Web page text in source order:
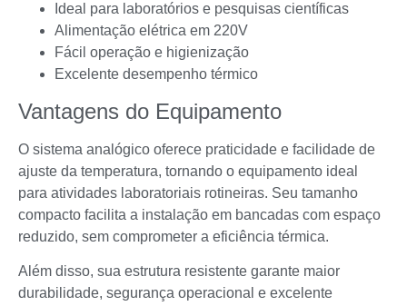
Ideal para laboratórios e pesquisas científicas
Alimentação elétrica em 220V
Fácil operação e higienização
Excelente desempenho térmico
Vantagens do Equipamento
O sistema analógico oferece praticidade e facilidade de
ajuste da temperatura, tornando o equipamento ideal
para atividades laboratoriais rotineiras. Seu tamanho
compacto facilita a instalação em bancadas com espaço
reduzido, sem comprometer a eficiência térmica.
Além disso, sua estrutura resistente garante maior
durabilidade, segurança operacional e excelente